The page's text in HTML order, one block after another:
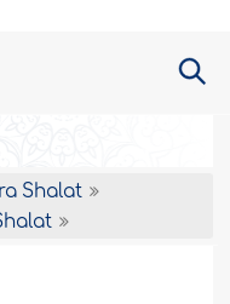
Shalat